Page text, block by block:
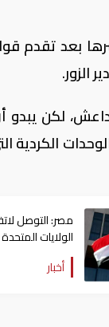
بعد تقدم
الزور.
لكن يبدو
الكردية
مصر: التوصل
الولايات
تطور بالغ الأهمية
أخبار